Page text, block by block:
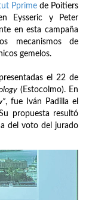
Pprimede Poitiers
Eysseric y Peter
en esta campaña
mecanismos de
gemelos.
el 22 de
(Estocolmo). En
, fue Iván Padilla el
propuesta resultó
del voto del jurado